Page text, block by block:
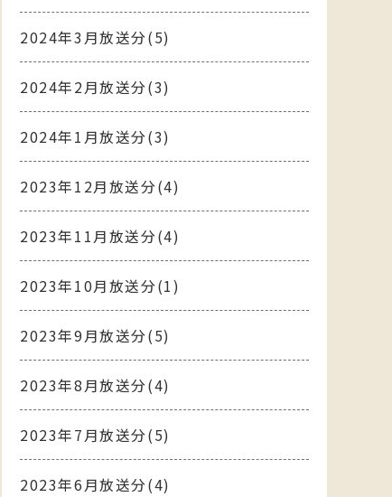
2024年3月放送分(5)
2024年2月放送分(3)
2024年1月放送分(3)
2023年12月放送分(4)
2023年11月放送分(4)
2023年10月放送分(1)
2023年9月放送分(5)
2023年8月放送分(4)
2023年7月放送分(5)
2023年6月放送分(4)